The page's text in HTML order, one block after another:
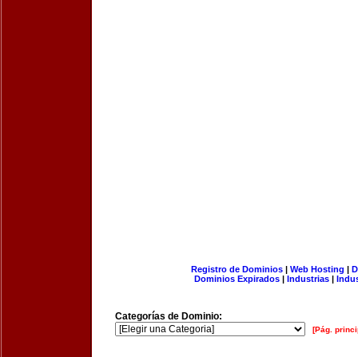
Registro de Dominios| Web Hosting |
Dominios Expirados | Industrias |
Categorías de Dominio:
[Pág.